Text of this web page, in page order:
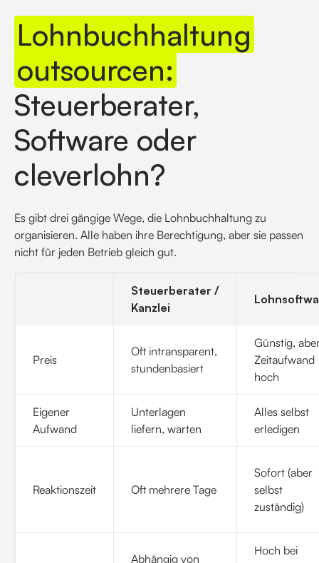
Lohnbuchhaltung
outsourcen:
Steuerberater,
Software oder
cleverlohn?
Es gibt drei gängige Wege, die Lohnbuchhaltung zu
organisieren. Alle haben ihre Berechtigung, aber sie passen
nicht für jeden Betrieb gleich gut.
Steuerberater /
Kanzlei
Preis
Oft intransparent,
stundenbasiert
Günstig,
Zeitaufwand
hoch
Eigener
Aufwand
Unterlagen
liefern, warten
Alles selbst
erledigen
Reaktionszeit Oft mehrere Tage
Sofort (aber
selbst
zuständig)
Abhängig von
Hoch bei